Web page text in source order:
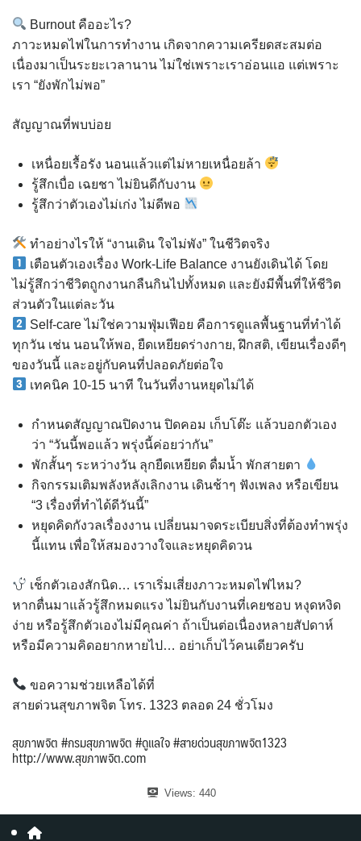
Burnout คืออะไร?
ภาวะหมดไฟในการทำงาน เกิดจากความเครียดสะสมต่อ
เนื่องมาเป็นระยะเวลานาน ไม่ใช่เพราะเราอ่อนแอ แต่เพราะ
เรา “ยังพักไม่พอ”
สัญญาณที่พบบ่อย
เหนื่อยเรื้อรัง นอนแล้วแต่ไม่หายเหนื่อยล้า
รู้สึกเบื่อ เฉยชา ไม่ยินดีกับงาน
รู้สึกว่าตัวเองไม่เก่ง ไม่ดีพอ
ทำอย่างไรให้ “งานเดิน ใจไม่พัง” ในชีวิตจริง
เตือนตัวเองเรื่อง Work-Life Balance งานยังเดินได้ โดย
ไม่รู้สึกว่าชีวิตถูกงานกลืนกินไปทั้งหมด และยังมีพื้นที่ให้ชีวิต
ส่วนตัวในแต่ละวัน
Self-care ไม่ใช่ความฟุ่มเฟือย คือการดูแลพื้นฐานที่ทำได้
ทุกวัน เช่น นอนให้พอ, ยืดเหยียดร่างกาย, ฝึกสติ, เขียนเรื่องดีๆ
ของวันนี้ และอยู่กับคนที่ปลอดภัยต่อใจ
เทคนิค 10-15 นาที ในวันที่งานหยุดไม่ได้
กำหนดสัญญาณปิดงาน ปิดคอม เก็บโต๊ะ แล้วบอกตัวเอง
ว่า “วันนี้พอแล้ว พรุ่งนี้ค่อยว่ากัน”
พักสั้นๆ ระหว่างวัน ลุกยืดเหยียด ดื่มน้ำ พักสายตา
กิจกรรมเติมพลังหลังเลิกงาน เดินช้าๆ ฟังเพลง หรือเขียน
“3 เรื่องที่ทำได้ดีวันนี้”
หยุดคิดกังวลเรื่องงาน เปลี่ยนมาจดระเบียบสิ่งที่ต้องทำพรุ่ง
นี้แทน เพื่อให้สมองวางใจและหยุดคิดวน
เช็กตัวเองสักนิด… เราเริ่มเสี่ยงภาวะหมดไฟไหม?
หากตื่นมาแล้วรู้สึกหมดแรง ไม่ยินกับงานที่เคยชอบ หงุดหงิด
ง่าย หรือรู้สึกตัวเองไม่มีคุณค่า ถ้าเป็นต่อเนื่องหลายสัปดาห์
หรือมีความคิดอยากหายไป… อย่าเก็บไว้คนเดียวครับ
ขอความช่วยเหลือได้ที่
สายด่วนสุขภาพจิต โทร. 1323 ตลอด 24 ชั่วโมง
สุขภาพจิต #กรมสุขภาพจิต #ดูแลใจ #สายด่วนสุขภาพจิต1323
http://www.สุขภาพจิต.com
Views: 440